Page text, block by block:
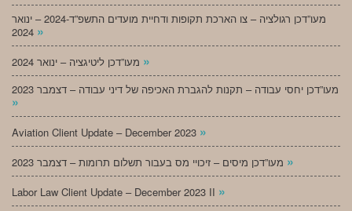
מעו”דכן רגולציה – צו הארכת תקופות ודחיית מועדים התשפ”ד-2024 – ינואר
»
»
מעו”דכן יחסי עבודה – תקנות להגברת האכיפה של דיני עבודה – דצמבר 2023
»
Aviation Client Update – December 2023 »
»
Labor Law Client Update – December 2023 II »